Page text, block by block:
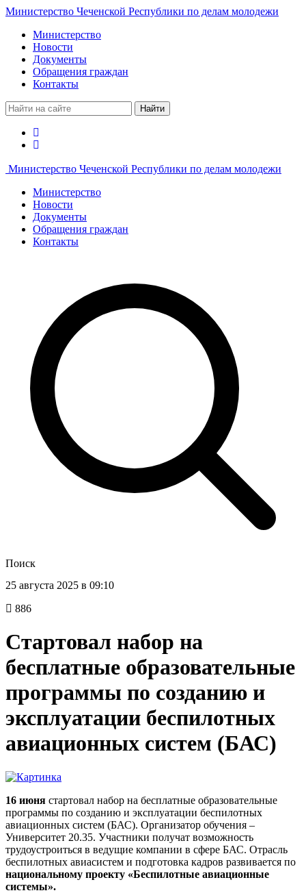
Министерство Чеченской Республики по делам молодежи
Министерство
Новости
Документы
Обращения граждан
Контакты
Найти
Министерство Чеченской Республики по делам молодежи
Министерство
Новости
Документы
Обращения граждан
Контакты
Поиск
25 августа 2025 в 09:10
886
Стартовал набор на
бесплатные образовательные
программы по созданию и
эксплуатации беспилотных
авиационных систем (БАС)
16 июня стартовал набор на бесплатные образовательные
программы по созданию и эксплуатации беспилотных
авиационных систем (БАС). Организатор обучения –
Университет 20.35. Участники получат возможность
трудоустроиться в ведущие компании в сфере БАС. Отрасль
беспилотных авиасистем и подготовка кадров развивается по
национальному проекту «Беспилотные авиационные
системы».